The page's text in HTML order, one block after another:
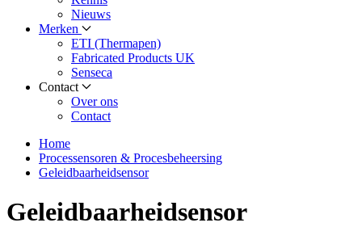
Nieuws
Merken
ETI (Thermapen)
Fabricated Products UK
Senseca
Contact
Over ons
Contact
Home
Processensoren & Procesbeheersing
Geleidbaarheidsensor
Geleidbaarheidsensor